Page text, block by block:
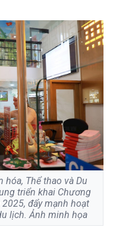
hóa, Thể thao và Du
triển khai Chương
đẩy mạnh hoạt
lịch. Ảnh minh họa